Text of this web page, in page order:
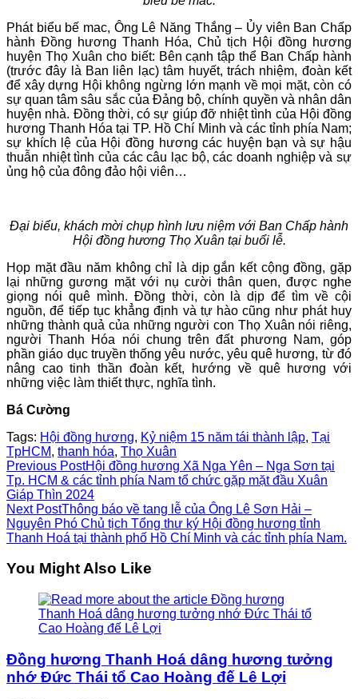
Phát biểu bế mac, Ông Lê Năng Thắng – Ủy viên Ban Chấp
hành Đồng hương Thanh Hóa, Chủ tịch Hội đồng hương
huyện Thọ Xuân cho biết: Bên cạnh tập thể Ban Chấp hành
(trước đây là Ban liên lạc) tâm huyết, trách nhiệm, đoàn kết
để xây dựng Hội không ngừng lớn mạnh về mọi mặt, còn có
sự quan tâm sâu sắc của Đảng bộ, chính quyền và nhân dân
huyện nhà. Đồng thời, có sự giúp đỡ nhiệt tình của Hội đồng
hương Thanh Hóa tại TP. Hồ Chí Minh và các tỉnh phía Nam;
sự khích lệ của Hội đồng hương các huyện bạn và sự hậu
thuẫn nhiệt tình của các câu lạc bộ, các doanh nghiệp và sự
ủng hộ của đông đảo hội viên…
Đại biểu, khách mời chụp hình lưu niệm với Ban Chấp hành
Hội đồng hương Thọ Xuân tại buổi lễ.
Họp mặt đầu năm không chỉ là dịp gắn kết cộng đồng, gặp
lại những gương mặt với nụ cười thân quen, được nghe
giọng nói quê mình. Đồng thời, còn là dịp để tìm về cội
nguồn, để tiếp tục khẳng định và tự hào cũng như phát huy
những thành quả của những người con Thọ Xuân nói riêng,
người Thanh Hóa nói chung trên đất phương Nam, góp
phần giáo dục truyền thống yêu nước, yêu quê hương, từ đó
nâng cao tinh thần đoàn kết, hướng về quê hương với
những việc làm thiết thực, nghĩa tình.
Bá Cường
Tags: Hội đồng hương, Kỷ niệm 15 năm tái thành lập, Tại
TpHCM, thanh hóa, Thọ Xuân
Read
more
articles
Previous PostHội đồng hương Xã Nga Yên – Nga Sơn tại
Tp. HCM & các tỉnh phía Nam tổ chức gặp mặt đầu Xuân
Giáp Thìn 2024
Next PostThông báo về tang lễ của Ông Lê Sơn Hải –
Nguyên Phó Chủ tịch Tổng thư ký Hội đồng hương tỉnh
Thanh Hoá tại thành phố Hồ Chí Minh và các tỉnh phía Nam.
You Might Also Like
Đồng hương Thanh Hoá dâng hương tưởng
nhớ Đức Thái tổ Cao Hoàng đế Lê Lợi